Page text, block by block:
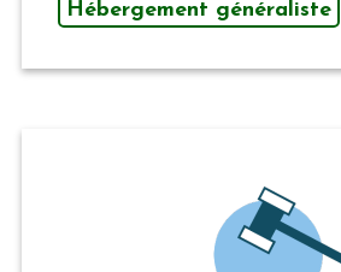
Hébergement généraliste